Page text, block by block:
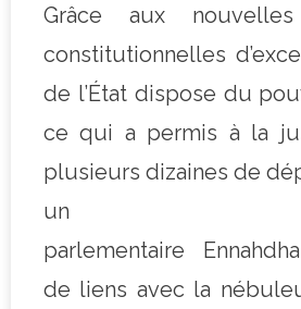
Grâce aux nouvelles
constitutionnelles
de l’État dispose du
ce qui a permis à la
plusieurs dizaines de
un
parlementaire
de liens avec la